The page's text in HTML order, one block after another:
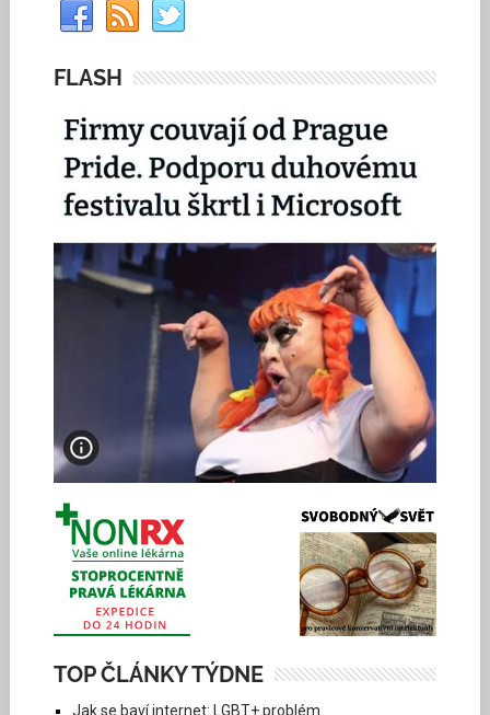
FLASH
TOP ČLÁNKY TÝDNE
Jak se baví internet: LGBT+ problém